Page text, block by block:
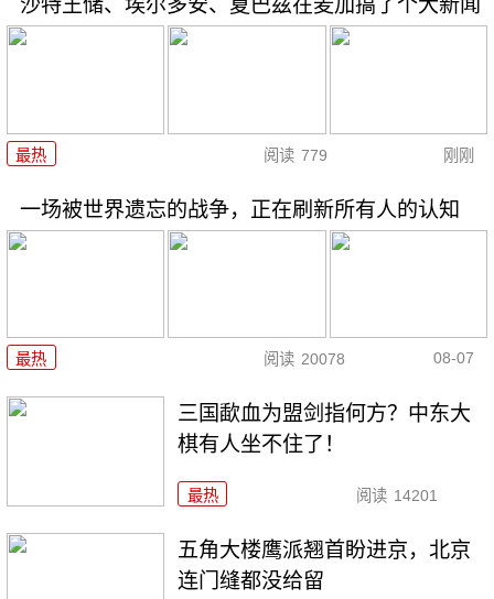
沙特王储、埃尔多安、夏巴兹在麦加搞了个大新闻
最热 阅读 779 刚刚
一场被世界遗忘的战争，正在刷新所有人的认知
最热 阅读 20078 08-07
三国歃血为盟剑指何方？中东大
棋有人坐不住了！
最热 阅读 14201
五角大楼鹰派翘首盼进京，北京
连门缝都没给留